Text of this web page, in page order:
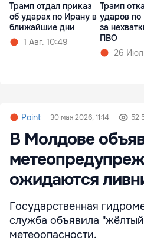
Трамп отдал приказ
об ударах по Ирану в
ближайшие дни
1 Авг. 10:49
Трамп
ударов
за
ПВО
26
Point 30 мая 2026, 11:14 52
В Молдове
ожидаются
Государственная
служба объявила
метеоопасности.